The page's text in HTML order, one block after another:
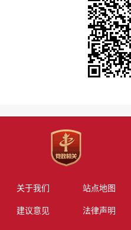
关于我们 站点地图
建议意见 法律声明